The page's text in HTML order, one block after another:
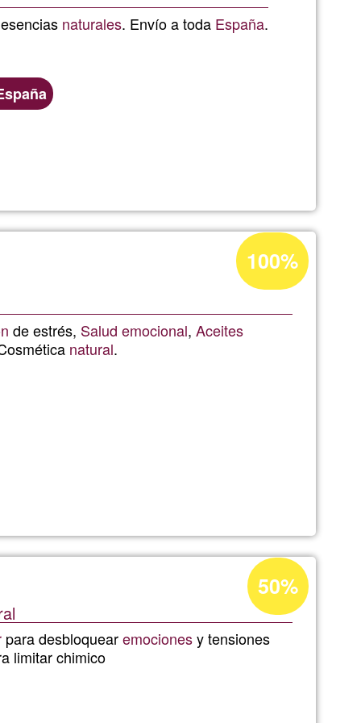
naturales. Envío a toda España.
Ğ1
de estrés, Salud emocional, Aceites
natural.
Acceptance
percentage
Ğ1
100%
para desbloquearemocionesy tensiones
limitar chimico
Acceptance
percentage
of
Ğ1
50%